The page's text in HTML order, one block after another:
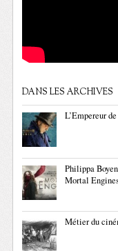
DANS LES ARCHIVES
L’Empereur
Philippa
Mortal
Métier du